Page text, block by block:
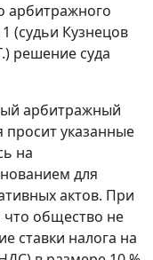
арбитражного
(судьи Кузнецов
решение суда
арбитражный
просит указанные
на
для
актов. При
что общество не
ставки налога на